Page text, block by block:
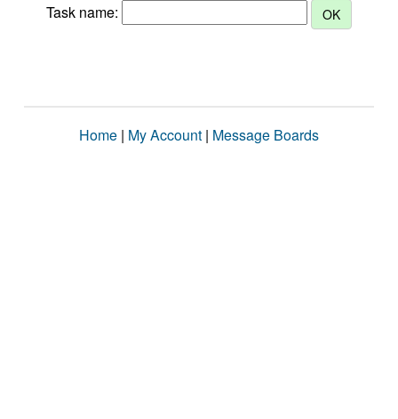
Task name:
Home | My Account | Message Boards